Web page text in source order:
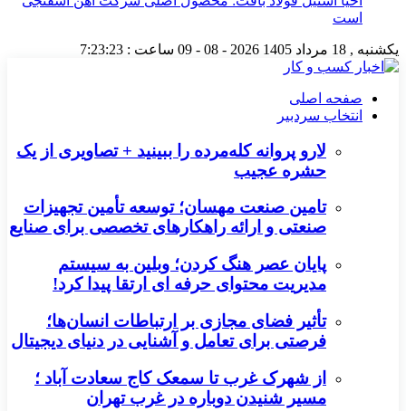
است
یکشنبه , 18 مرداد 1405 2026 - 08 - 09 ساعت : 7:23:24
صفحه اصلی
انتخاب سردبیر
لارو پروانه کله‌مرده را ببینید + تصاویری از یک
حشره عجیب
تامین صنعت مهسان؛ توسعه تأمین تجهیزات
صنعتی و ارائه راهکارهای تخصصی برای صنایع
پایان عصر هنگ کردن؛ وبلین به سیستم
مدیریت محتوای حرفه ای ارتقا پیدا کرد!
تأثیر فضای مجازی بر ارتباطات انسان‌ها؛
فرصتی برای تعامل و آشنایی در دنیای دیجیتال
از شهرک غرب تا سمعک کاج سعادت آباد ؛
مسیر شنیدن دوباره در غرب تهران